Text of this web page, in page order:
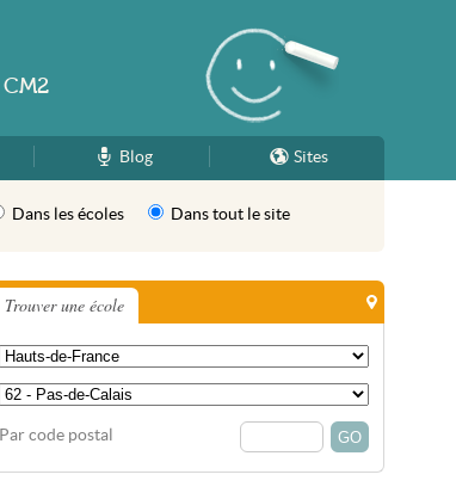
Blog Sites
Dans les écoles Dans tout le site
Trouver une école
Par code postal
CM2